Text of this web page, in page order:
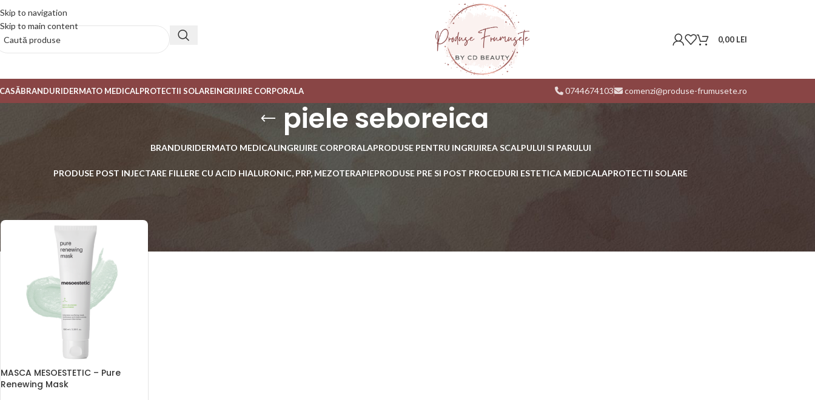
Skip to navigation
Skip to main content
0,00 LEI
BRANDURIDERMATO MEDICALPROTECTII SOLAREINGRIJIRE CORPORALA 0744674103 comenzi@produse-frumusete.ro
piele seboreica
BRANDURIDERMATO MEDICALINGRIJIRE CORPORALAPRODUSE PENTRU INGRIJIREA SCALPULUI SI PARULUI
PRODUSE POST INJECTARE FILLERE CU ACID HIALURONIC, PRP, MEZOTERAPIEPRODUSE PRE SI POST PROCEDURI ESTETICA MEDICALAPROTECTII SOLARE
MASCA MESOESTETIC – Pure
Renewing Mask